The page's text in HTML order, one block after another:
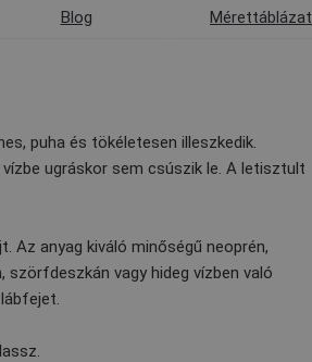
Blog Mérettáblázat
puha és tökéletesen illeszkedik.
ugráskor sem csúszik le. A letisztult
Az anyag kiváló minőségű neoprén,
szörfdeszkán vagy hideg vízben való